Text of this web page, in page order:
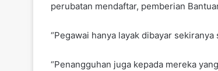
perubatan mendaftar, pemberian
“Pegawai hanya layak dibayar
“Penangguhan juga kepada mereka